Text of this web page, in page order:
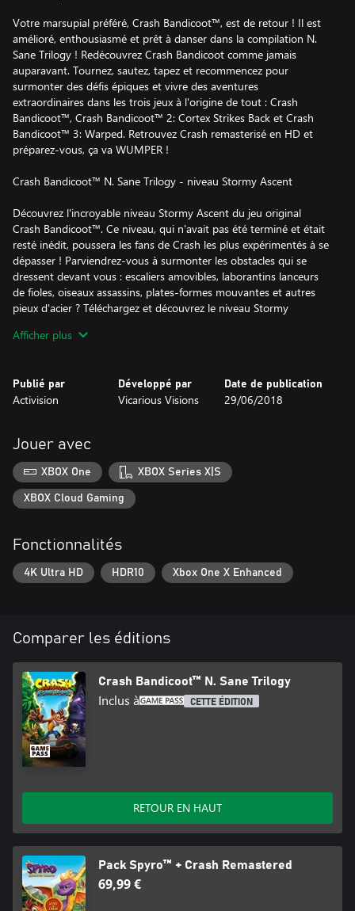
Votre marsupial préféré, Crash Bandicoot™, est de retour ! Il est
amélioré, enthousiasmé et prêt à danser dans la compilation N.
Sane Trilogy ! Redécouvrez Crash Bandicoot comme jamais
auparavant. Tournez, sautez, tapez et recommencez pour
surmonter des défis épiques et vivre des aventures
extraordinaires dans les trois jeux à l'origine de tout : Crash
Bandicoot™, Crash Bandicoot™ 2: Cortex Strikes Back et Crash
Bandicoot™ 3: Warped. Retrouvez Crash remasterisé en HD et
préparez-vous, ça va WUMPER !
Crash Bandicoot™ N. Sane Trilogy - niveau Stormy Ascent
Découvrez l'incroyable niveau Stormy Ascent du jeu original
Crash Bandicoot™. Ce niveau, qui n'avait pas été terminé et était
resté inédit, poussera les fans de Crash les plus expérimentés à se
dépasser ! Parviendrez-vous à surmonter les obstacles qui se
dressent devant vous : escaliers amovibles, laborantins lanceurs
de fioles, oiseaux assassins, plates-formes mouvantes et autres
pieux d'acier ? Téléchargez et découvrez le niveau Stormy
Explorez le premier NOUVEAU niveau créé pour la trilogie
originale en près de 20 ans. Inspiré du niveau Waterfall qui
Bandicoot, Future Tense reprend plusieurs des énigmes du
niveau d'origine et vous propulse dans les décors futuristes de
Crash Bandicoot 3: Warped. Découvrez un tout nouveau niveau
de difficulté dans Crash Bandicoot N. Sane Trilogy en esquivant
les roquettes, en détruisant les robots et évitant les lasers tout en
escaladant un gigantesque gratte-ciel futuriste.
© 2018 Activision Publishing, Inc. ACTIVISION et CRASH
BANDICOOT sont des marques d'Activision Publishing, Inc.
Afficher plus
Publié par
Activision
Développé par
Vicarious Visions
Date de publication
29/06/2018
Jouer avec
XBOX One XBOX Series X|S
XBOX Cloud Gaming
Fonctionnalités
4K Ultra HD HDR10 Xbox One X Enhanced
Comparer les éditions
Crash Bandicoot™ N. Sane Trilogy
Inclus à CETTE ÉDITION
RETOUR EN HAUT
Pack Spyro™ + Crash Remastered
69,99 €